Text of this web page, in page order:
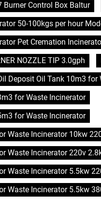
Burner Control Box Baltur
50-100kgs per hour
Pet Cremation
NOZZLE TIP 3.0gph
Deposit Oil Tank 10m3 for
for Waste Incinerator
for Waste Incinerator
Waste Incinerator 10kw
Waste Incinerator 220v
Waste Incinerator 5.5kw
Waste Incinerator 5.5kw